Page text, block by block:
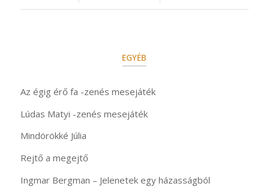
EGYÉB
Az égig érő fa -zenés mesejáték
Lúdas Matyi -zenés mesejáték
Mindörökké Júlia
Rejtő a megejtő
Ingmar Bergman – Jelenetek egy házasságból